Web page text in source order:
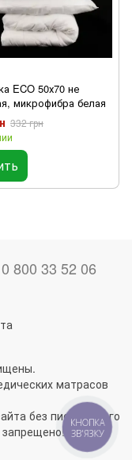
ECO 50х70 не
микрофибра белая
332 грн
0 800 33 52 06
матрасов
без письменного
КНОПКА
ЗВ'ЯЗКУ